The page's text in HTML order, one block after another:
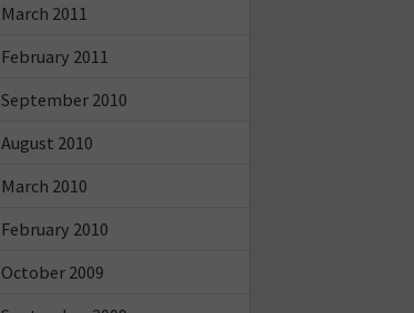
March 2011
February 2011
September 2010
August 2010
March 2010
February 2010
October 2009